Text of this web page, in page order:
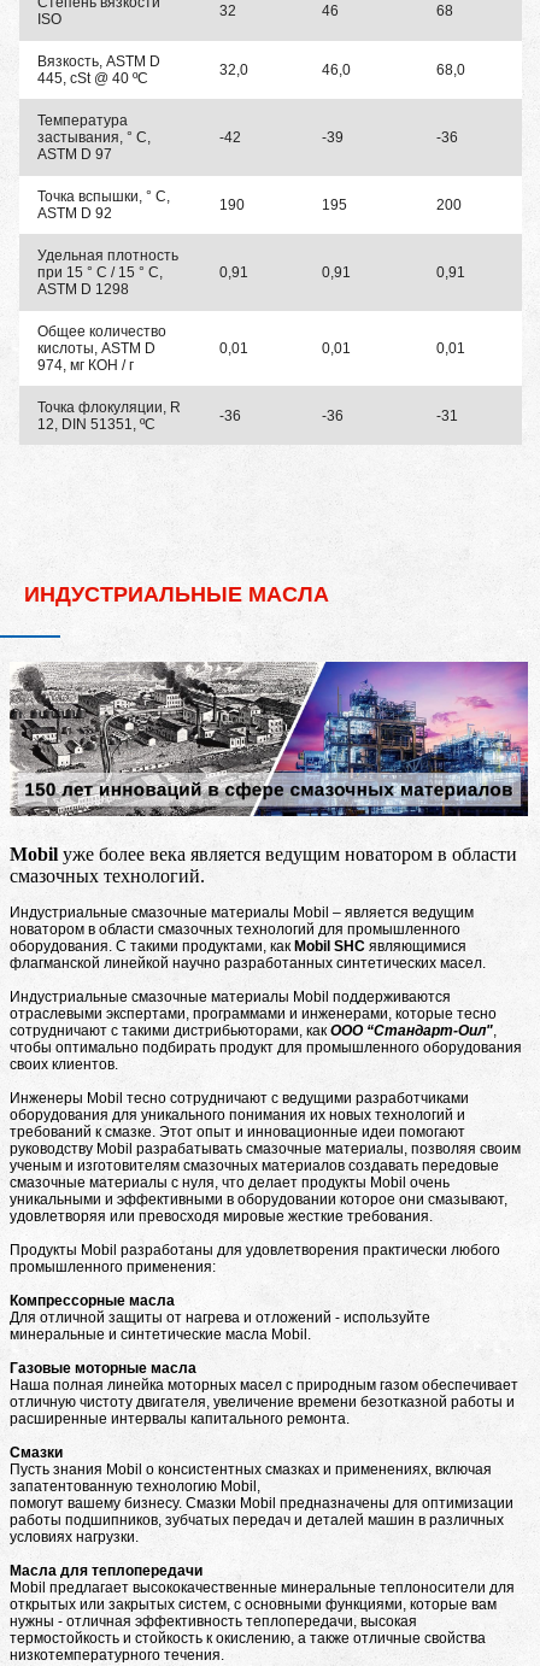
ISO
32 46 68
Вязкость, ASTM D
445, cSt @ 40 ºC
32,0 46,0 68,0
Температура
застывания, ° C,
ASTM D 97
-42 -39 -36
Точка вспышки, ° C,
ASTM D 92
190 195 200
Удельная плотность
при 15 ° С / 15 ° С,
ASTM D 1298
0,91 0,91 0,91
Общее количество
кислоты, ASTM D
974, мг КОН / г
0,01 0,01 0,01
Точка флокуляции, R
12, DIN 51351, ºC
-36 -36 -31
ИНДУСТРИАЛЬНЫЕ МАСЛА
Mobil уже более века является ведущим новатором в области
смазочных технологий.
Индустриальные смазочные материалы Mobil – является ведущим
новатором в области смазочных технологий для промышленного
оборудования. С такими продуктами, как Mobil SHC являющимися
флагманской линейкой научно разработанных синтетических масел.
Индустриальные смазочные материалы Mobil поддерживаются
отраслевыми экспертами, программами и инженерами, которые тесно
сотрудничают с такими дистрибьюторами, как ООО “Стандарт-Оил",
чтобы оптимально подбирать продукт для промышленного оборудования
своих клиентов.
Инженеры Mobil тесно сотрудничают с ведущими разработчиками
оборудования для уникального понимания их новых технологий и
требований к смазке. Этот опыт и инновационные идеи помогают
руководству Mobil разрабатывать смазочные материалы, позволяя своим
ученым и изготовителям смазочных материалов создавать передовые
смазочные материалы с нуля, что делает продукты Mobil очень
уникальными и эффективными в оборудовании которое они смазывают,
удовлетворяя или превосходя мировые жесткие требования.
Продукты Mobil разработаны для удовлетворения практически любого
промышленного применения:
Компрессорные масла
Для отличной защиты от нагрева и отложений - используйте
минеральные и синтетические масла Mobil.
Газовые моторные масла
Наша полная линейка моторных масел с природным газом обеспечивает
отличную чистоту двигателя, увеличение времени безотказной работы и
расширенные интервалы капитального ремонта.
Смазки
Пусть знания Mobil о консистентных смазках и применениях, включая
запатентованную технологию Mobil,
помогут вашему бизнесу. Смазки Mobil предназначены для оптимизации
работы подшипников, зубчатых передач и деталей машин в различных
условиях нагрузки.
Масла для теплопередачи
Mobil предлагает высококачественные минеральные теплоносители для
открытых или закрытых систем, с основными функциями, которые вам
нужны - отличная эффективность теплопередачи, высокая
термостойкость и стойкость к окислению, а также отличные свойства
низкотемпературного течения.